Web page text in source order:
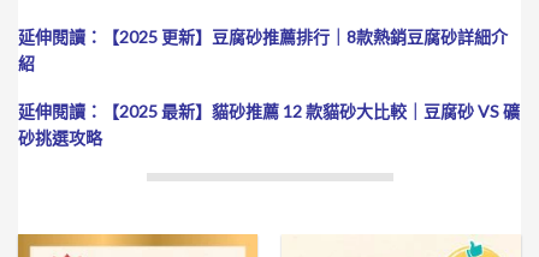
延伸閱讀：【2025 更新】豆腐砂推薦排行｜8款熱銷豆腐砂詳細介
紹
延伸閱讀：【2025 最新】貓砂推薦 12 款貓砂大比較｜豆腐砂 VS 礦
砂挑選攻略